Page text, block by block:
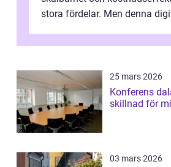
stora fördelar. Men denna
25 mars 2026
Konferens dalarna när
skillnad för
03 mars 2026